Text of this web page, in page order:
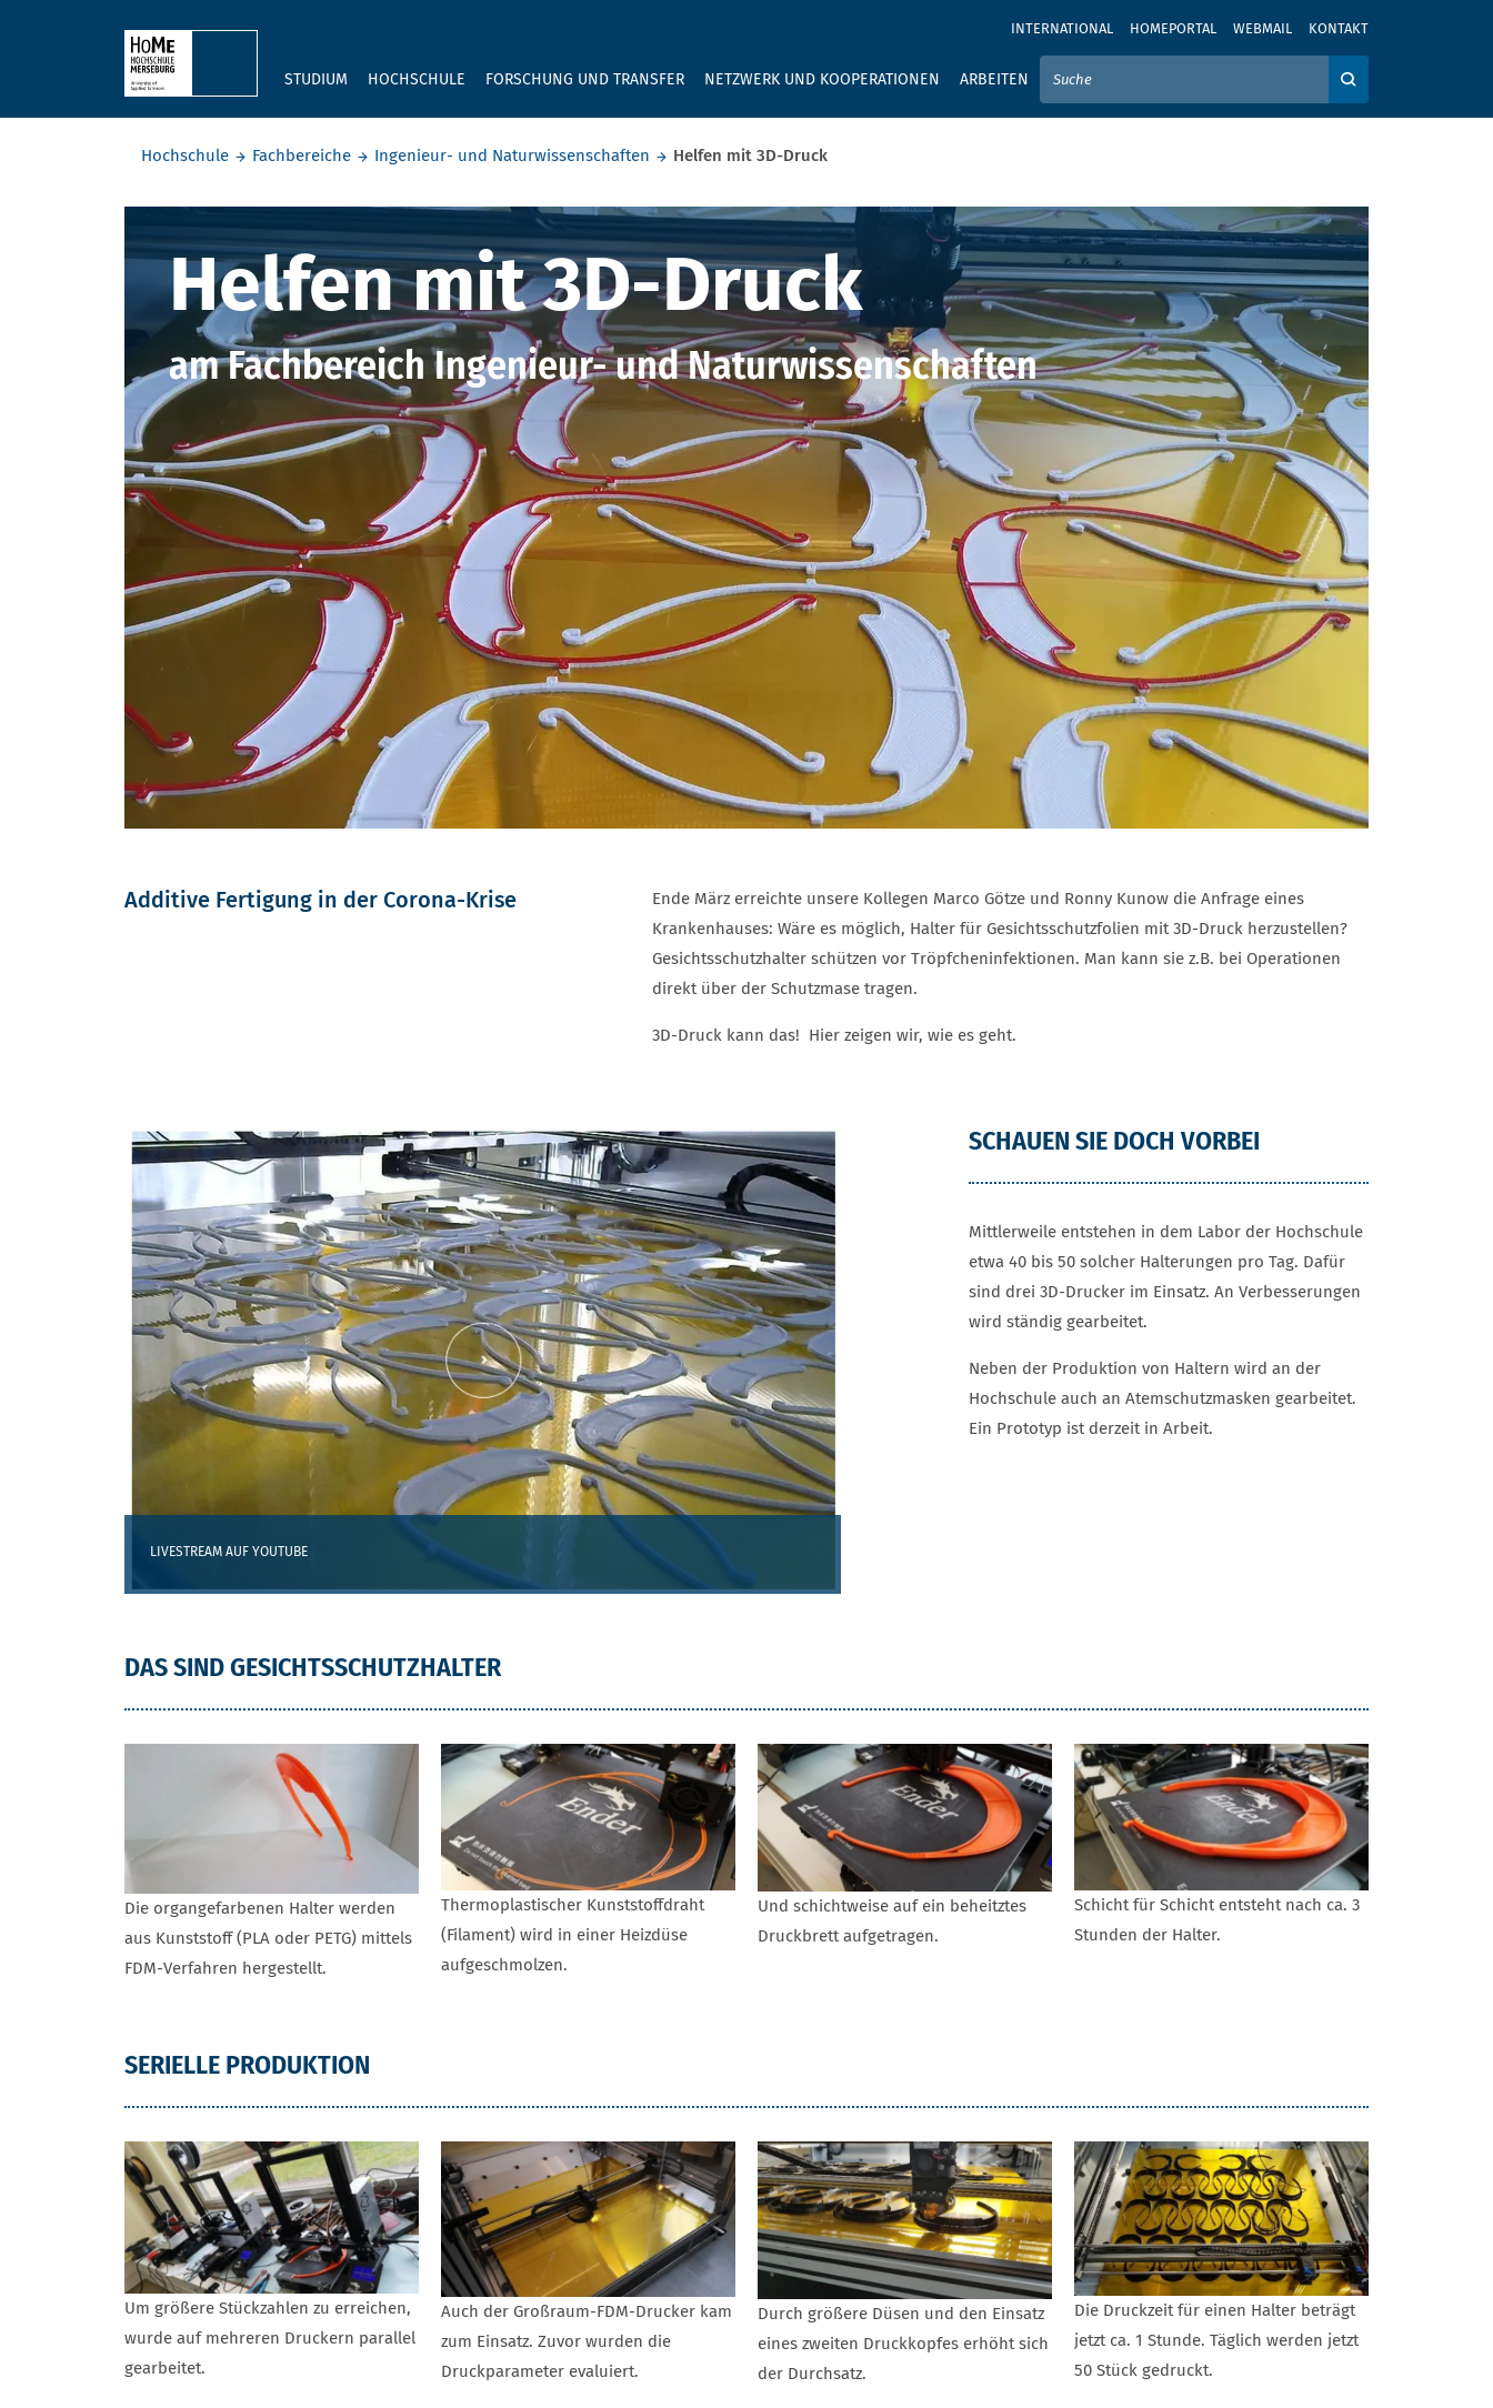
INTERNATIONAL HOMEPORTAL WEBMAIL KONTAKT
STUDIUM HOCHSCHULE FORSCHUNG UND TRANSFER NETZWERK UND KOOPERATIONEN ARBEITEN
GEBEN SIE HIER IHREN SUCHBEGRIFF EIN
Hochschule
Fachbereiche Ingenieur- und Naturwissenschaften Helfen mit 3D-Druck
Helfen mit 3D-Druck
Helfen mit 3D-Druck
am Fachbereich Ingenieur- und Naturwissenschaften
Additive Fertigung in der Corona-Krise
Ende März erreichte unsere Kollegen Marco Götze und Ronny Kunow die Anfrage eines
Krankenhauses: Wäre es möglich, Halter für Gesichtsschutzfolien mit 3D-Druck herzustellen?
Gesichtsschutzhalter schützen vor Tröpfcheninfektionen. Man kann sie z.B. bei Operationen
direkt über der Schutzmase tragen.
3D-Druck kann das! Hier zeigen wir, wie es geht.
LIVESTREAM AUF YOUTUBE
SCHAUEN SIE DOCH VORBEI
Mittlerweile entstehen in dem Labor der Hochschule
etwa 40 bis 50 solcher Halterungen pro Tag. Dafür
sind drei 3D-Drucker im Einsatz. An Verbesserungen
wird ständig gearbeitet.
Neben der Produktion von Haltern wird an der
Hochschule auch an Atemschutzmasken gearbeitet.
Ein Prototyp ist derzeit in Arbeit.
DAS SIND GESICHTSSCHUTZHALTER
Die organgefarbenen Halter werden
aus Kunststoff (PLA oder PETG) mittels
FDM-Verfahren hergestellt.
Thermoplastischer Kunststoffdraht
(Filament) wird in einer Heizdüse
aufgeschmolzen.
Und schichtweise auf ein beheitztes
Druckbrett aufgetragen.
Schicht für Schicht entsteht nach ca. 3
Stunden der Halter.
SERIELLE PRODUKTION
Um größere Stückzahlen zu erreichen,
wurde auf mehreren Druckern parallel
gearbeitet.
Auch der Großraum-FDM-Drucker kam
zum Einsatz. Zuvor wurden die
Druckparameter evaluiert.
Durch größere Düsen und den Einsatz
eines zweiten Druckkopfes erhöht sich
der Durchsatz.
Die Druckzeit für einen Halter beträgt
jetzt ca. 1 Stunde. Täglich werden jetzt
50 Stück gedruckt.